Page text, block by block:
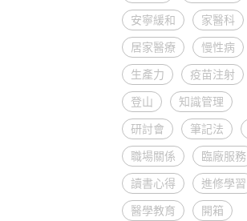
安寧緩和
家醫科
居家醫療
慢性病
生產力
疫苗注射
登山
知識管理
研討會
筆記法
職場關係
臨廠服務
讀書心得
進修學習
醫學教育
開箱